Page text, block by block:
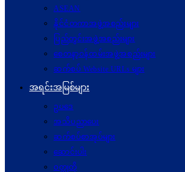
ASEAN
နိုင်ငံတကာအဖွဲ့အစည်းများ
ပြည်တွင်းအဖွဲ့အစည်းများ
စေတနာ့ဝန်ထမ်းအဖွဲ့အစည်းများ
ဆက်စပ် Website URLs များ
အရင်းအမြစ်များ
ဥပဒေ
အသိပညာပေး
ဆက်စပ်စာအုပ်များ
ဆောင်းပါး
ဝတ္ထုတို